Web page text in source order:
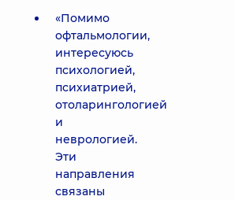
«Помимо
офтальмологии,
интересуюсь
психологией,
психиатрией,
отоларингологией
и
неврологией.
Эти
направления
связаны